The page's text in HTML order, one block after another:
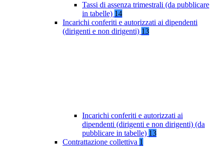
Tassi di assenza trimestrali (da pubblicare
in tabelle) 14
Incarichi conferiti e autorizzati ai dipendenti
(dirigenti e non dirigenti) 13
Incarichi conferiti e autorizzati ai
dipendenti (dirigenti e non dirigenti) (da
pubblicare in tabelle) 13
Contrattazione collettiva 1